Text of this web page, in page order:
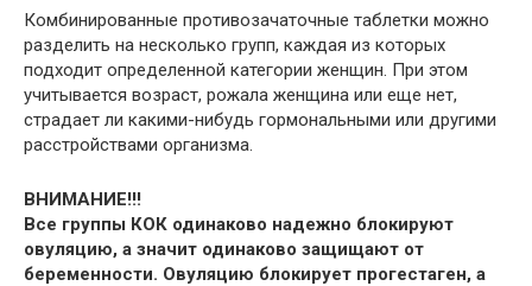
Комбинированные противозачаточные таблетки можно
разделить на несколько групп, каждая из которых
подходит определенной категории женщин. При этом
учитывается возраст, рожала женщина или еще нет,
страдает ли какими-нибудь гормональными или другими
расстройствами организма.
ВНИМАНИЕ!!!
Все группы КОК одинаково надежно блокируют
овуляцию, а значит одинаково защищают от
беременности. Овуляцию блокирует прогестаген, а